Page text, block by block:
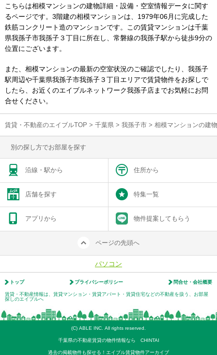
こちらは相模マンションの建物詳細・設備・空室情報データに関す
るページです。3階建の相模マンションは、1979年06月に完成した
鉄筋コンクリート造のマンションです。この賃貸マンションは千葉
県我孫子市我孫子３丁目に所在し、常磐線の我孫子駅から徒歩9分の
位置にございます。
また、相模マンションの最新の空室状況のご確認でしたり、我孫子
駅周辺や千葉県我孫子市我孫子３丁目エリアで賃貸物件をお探しで
したら、お近くのエイブルネットワーク我孫子店までお気軽にお問
合せください。
賃貸・不動産のエイブルTOP > 千葉県 > 我孫子市 > 相模マンションの建
別の探し方でお部屋を探す
沿線・駅から 住所から
店舗を探す 特集一覧
アプリから 物件提案してもらう
ページの先頭へ
パソコン
トップ プライバシーポリシー 問合せ・会社概要
賃貸・不動産情報は、賃貸マンション・賃貸アパート・賃貸住宅などの不動産を扱う、お部屋
探しのエイブルへ
(C) ABLE INC. All rights reserved.
千葉県の不動産賃貸の物件情報なら CHINTAI
過去の掲載物件も探せる！エイブル賃貸物件アーカイブ